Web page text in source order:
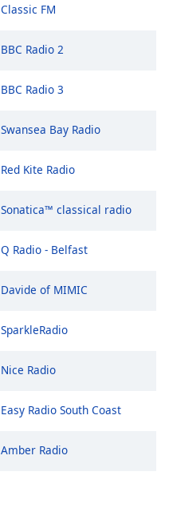
Classic FM
BBC Radio 2
BBC Radio 3
Swansea Bay Radio
Red Kite Radio
Sonatica™ classical radio
Q Radio - Belfast
Davide of MIMIC
SparkleRadio
Nice Radio
Easy Radio South Coast
Amber Radio